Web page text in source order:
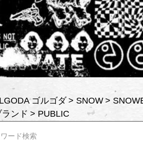
ゴルゴダ SNOW
ランド
PUBLIC